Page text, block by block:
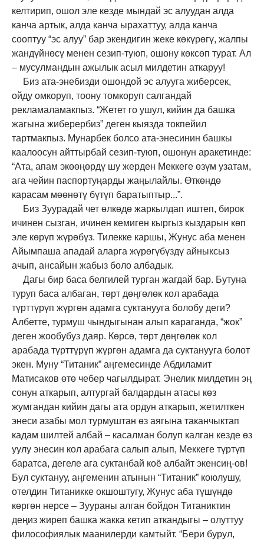
келтирип, ошол эле кезде мындай эс алуудан алда
канча артык, алда канча ырахаттуу, алда канча
сооптуу “эс алуу” бар экендигин жеке көкүрөгү, жалпы
жандүйнөсү менен сезип-туюп, ошону көксөп турат. Ал
– мусулмандын ажылык асыл милдетин аткаруу!
Биз ата-энебизди ошондой эс алууга жиберсек,
ойду омкоруп, тоону томкоруп салгандай
рекламаламакпыз. “Жетет го ушул, кийин да башка
жагына жиберербиз” деген кыязда токпейил
тартмакпыз. Мунарбек болсо ата-энесинин башкы
каалоосун айттырбай сезип-туюп, ошонун аракетинде:
“Ата, апам экөөңөрдү шу жерден Меккеге өзүм узатам,
ага чейин паспортуңарды жаңылайлы. Өткөндө
карасам мөөнөтү бүтүп баратыптыр...”.
Биз Зуурадай чет өлкөдө жаркылдап иштеп, бирок
ичинен сызган, ичинен кемиген кыргыз кыздарын көп
эле көрүп жүрөбүз. Тилекке каршы, Жунус аба менен
Айымпаша ападай аларга жүрөгүбүздү айныксыз
ачып, ансайын жабыз боло албадык.
Дагы бир баса белгилей турган жагдай бар. Бутуна
туруп баса албаган, төрт дөңгөлөк кол арабада
түрттүрүп жүргөн адамга суктанууга болобу деги?
Албетте, турмуш чындыгынан алып караганда, “жок”
деген жообубуз даяр. Көрсө, төрт дөңгөлөк кол
арабада түрттүрүп жүргөн адамга да суктанууга болот
экен. Муну “Титаник” аңгемесинде Абдиламит
Матисаков өтө чебер чагылдырат. Энелик милдетин эң
сонун аткарып, алтургай балдардын атасы көз
жумгандан кийин дагы ата ордун аткарып, жетилткен
энеси азабы мол турмуштан өз аягына таканчыктап
кадам шилтей албай – касалман болуп калган кезде өз
уулу энесин кол арабага салып алып, Меккеге түртүп
баратса, дегеле ага суктанбай коё албайт экенсиң-ов!
Бул суктануу, аңгеменин атынын “Титаник” коюлушу,
отелдин Титаникке окшоштугу, Жунус аба түшүндө
көргөн нерсе – Зуураны алган бойдон Титаниктин
деңиз жиреп башка жакка кетип аткандыгы – олуттуу
философиялык маанилерди камтыйт. “Бери бурул,